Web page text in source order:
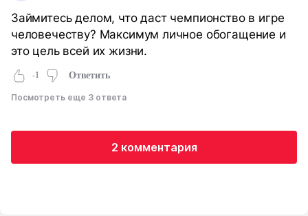
Займитесь делом, что даст чемпионство в игре
человечеству? Максимум личное обогащение и
это цель всей их жизни.
-1 Ответить
Посмотреть еще 3 ответа
2 комментария